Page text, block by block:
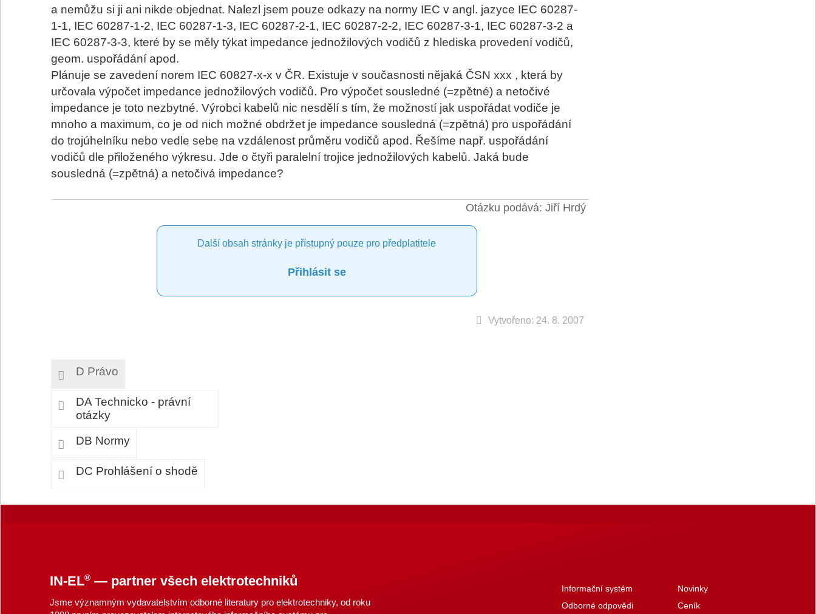
a nemůžu si ji ani nikde objednat. Nalezl jsem pouze odkazy na normy IEC v angl. jazyce IEC 60287-
1-1, IEC 60287-1-2, IEC 60287-1-3, IEC 60287-2-1, IEC 60287-2-2, IEC 60287-3-1, IEC 60287-3-2 a
IEC 60287-3-3, které by se měly týkat impedance jednožilových vodičů z hlediska provedení vodičů,
geom. uspořádání apod.
Plánuje se zavedení norem IEC 60827-x-x v ČR. Existuje v současnosti nějaká ČSN xxx , která by
určovala výpočet impedance jednožilových vodičů. Pro výpočet sousledné (=zpětné) a netočivé
impedance je toto nezbytné. Výrobci kabelů nic nesdělí s tím, že možností jak uspořádat vodiče je
mnoho a maximum, co je od nich možné obdržet je impedance sousledná (=zpětná) pro uspořádání
do trojúhelníku nebo vedle sebe na vzdálenost průměru vodičů apod. Řešíme např. uspořádání
vodičů dle přiloženého výkresu. Jde o čtyři paralelní trojice jednožilových kabelů. Jaká bude
sousledná (=zpětná) a netočivá impedance?
Otázku podává: Jiří Hrdý
Další obsah stránky je přístupný pouze pro předplatitele
Přihlásit se
Vytvořeno: 24. 8. 2007
D Právo
DA Technicko - právní
otázky
DB Normy
DC Prohlášení o shodě
IN-EL®— partner všech elektrotechniků
Jsme významným vydavatelstvím odborné literatury pro elektrotechniky, od roku
Novinky
Ceník
Informační systém
Odborné odpovědi